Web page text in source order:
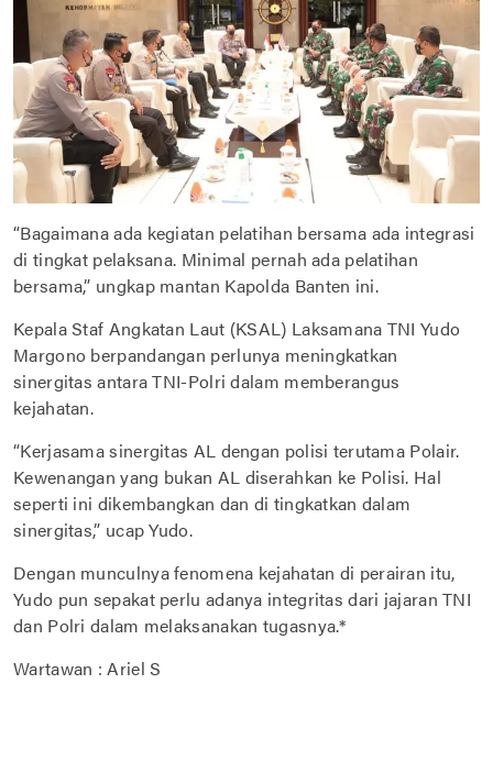
“Bagaimana ada kegiatan pelatihan bersama ada integrasi
di tingkat pelaksana. Minimal pernah ada pelatihan
bersama,” ungkap mantan Kapolda Banten ini.
Kepala Staf Angkatan Laut (KSAL) Laksamana TNI Yudo
Margono berpandangan perlunya meningkatkan
sinergitas antara TNI-Polri dalam memberangus
kejahatan.
“Kerjasama sinergitas AL dengan polisi terutama Polair.
Kewenangan yang bukan AL diserahkan ke Polisi. Hal
seperti ini dikembangkan dan di tingkatkan dalam
sinergitas,” ucap Yudo.
Dengan munculnya fenomena kejahatan di perairan itu,
Yudo pun sepakat perlu adanya integritas dari jajaran TNI
dan Polri dalam melaksanakan tugasnya.*
Wartawan : Ariel S